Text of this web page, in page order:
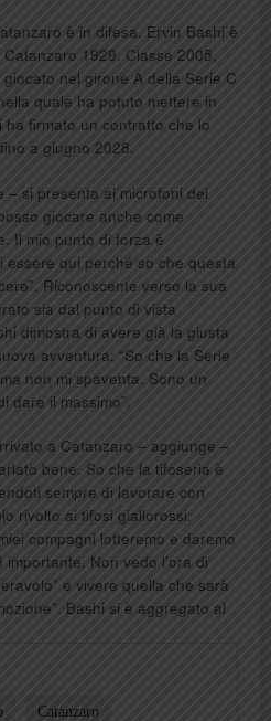
è in difesa. Ervin Bashi è
1929. Classe 2005,
nel girone A della Serie C
quale ha potuto mettere in
firmato un contratto che lo
a giugno 2028.
– si presenta ai microfoni dei
giocare anche come
Il mio punto di forza è
essere qui perché so che questa
Riconoscente verso la sua
sia dal punto di vista
dimostra di avere già la giusta
avventura: “So che la Serie
non mi spaventa. Sono un
il massimo”.
a Catanzaro – aggiunge –
bene. So che la tifoseria è
sempre di lavorare con
rivolto ai tifosi giallorossi:
compagni lotteremo e daremo
Non vedo l’ora di
e vivere quella che sarà
Bashi si è aggregato al
Catanzaro